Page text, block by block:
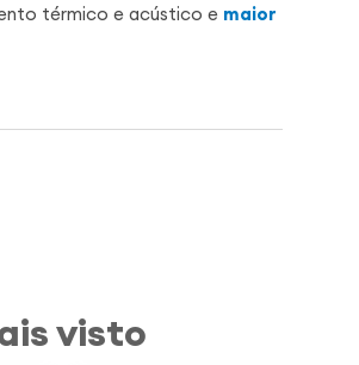
térmico e acústico e maior
visto